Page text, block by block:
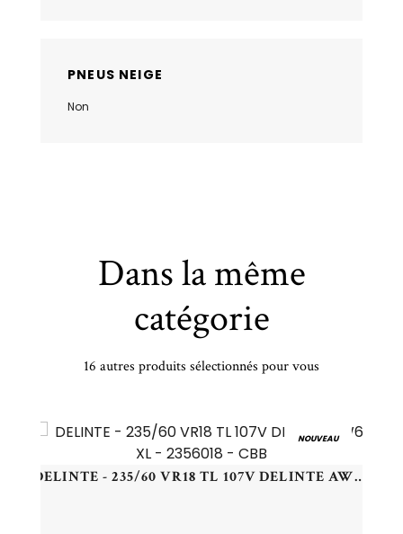
PNEUS NEIGE
Non
Dans la même
catégorie
16 autres produits sélectionnés pour vous
NOUVEAU
DELINTE - 235/60 VR18 TL 107V DELINTE AW6 XL - 2356018 - CBB